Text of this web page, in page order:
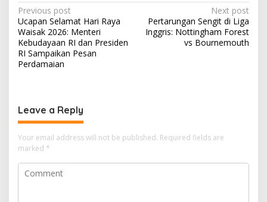
P
o
s
t
v
i
g
a
Previous post
Ucapan Selamat Hari Raya
Waisak 2026: Menteri
Kebudayaan RI dan Presiden
RI Sampaikan Pesan
Perdamaian
Next post
Pertarungan Sengit di Liga
Inggris: Nottingham Forest
vs Bournemouth
Leave a Reply
Your email address will not be published. Required fields are
marked *